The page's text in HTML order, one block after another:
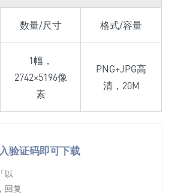
数量/尺寸 格式/容量
1幅，
2742×5196像
素
PNG+JPG高
清，20M
验证码即可下载
以
回复